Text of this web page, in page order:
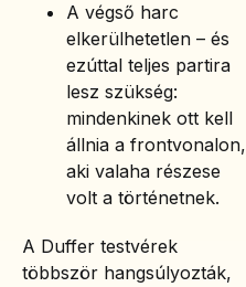
A végső harc
elkerülhetetlen – és
ezúttal teljes partira
lesz szükség:
mindenkinek ott kell
állnia a frontvonalon,
aki valaha részese
volt a történetnek.
A Duffer testvérek
többször hangsúlyozták,